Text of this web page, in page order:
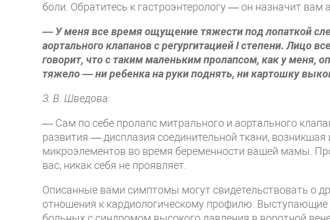
боли. Обратитесь к гастроэнтерологу — он назначит
— У меня все время ощущение тяжести под лопаткой
аортального клапанов с регургитацией I степени. Лицо
говорит, что с таким маленьким пролапсом, как у меня,
тяжело — ни ребенка на руки поднять, ни картошку
З. В. Шведова:
— Сам по себе пролапс митрального и аортального
развития — дисплазия соединительной ткани, возникшая
микроэлементов во время беременности вашей мамы.
вас, никак себя не проявляет.
Описанные вами симптомы могут свидетельствовать о
отношения к кардиологическому профилю.